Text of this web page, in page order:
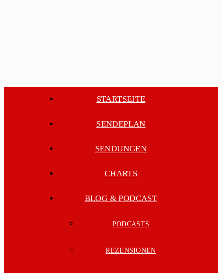
STARTSEITE
SENDEPLAN
SENDUNGEN
CHARTS
BLOG & PODCAST
PODCASTS
REZENSIONEN